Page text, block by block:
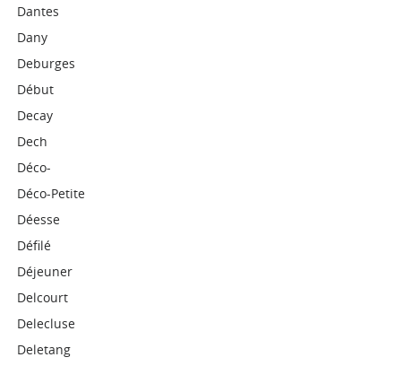
Dantes
Dany
Deburges
Début
Decay
Dech
Déco-
Déco-Petite
Déesse
Défilé
Déjeuner
Delcourt
Delecluse
Deletang